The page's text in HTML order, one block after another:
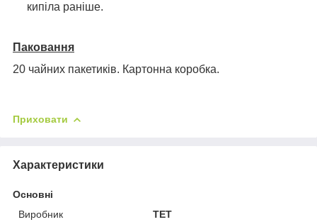
кипіла раніше.
Паковання
20 чайних пакетиків. Картонна коробка.
Приховати
Характеристики
Основні
Виробник
ТЕТ